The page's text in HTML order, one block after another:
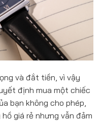
và đắt tiền, vì vậy
định mua một chiếc
bạn không cho phép,
giá rẻ nhưng vẫn đảm